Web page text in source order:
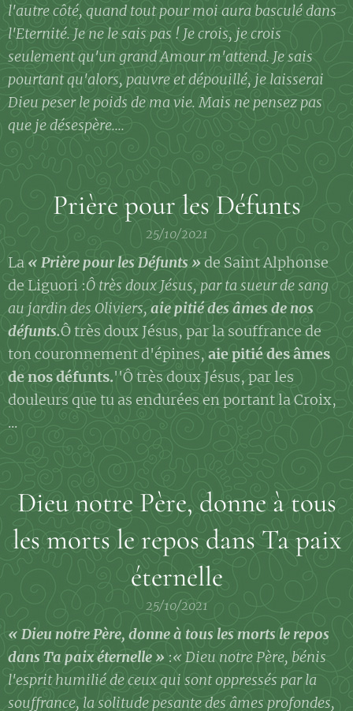
l'autre côté, quand tout pour moi aura basculé dans
l'Eternité. Je ne le sais pas ! Je crois, je crois
seulement qu'un grand Amour m'attend. Je sais
pourtant qu'alors, pauvre et dépouillé, je laisserai
Dieu peser le poids de ma vie. Mais ne pensez pas
que je désespère....
Prière pour les Défunts
25/10/2021
La « Prière pour les Défunts » de Saint Alphonse
de Liguori :Ô très doux Jésus, par ta sueur de sang
au jardin des Oliviers, aie pitié des âmes de nos
défunts.Ô très doux Jésus, par la souffrance de
ton couronnement d'épines, aie pitié des âmes
de nos défunts.''Ô très doux Jésus, par les
douleurs que tu as endurées en portant la Croix,
...
Dieu notre Père, donne à tous
les morts le repos dans Ta paix
éternelle
25/10/2021
« Dieu notre Père, donne à tous les morts le repos
dans Ta paix éternelle » :« Dieu notre Père, bénis
l'esprit humilié de ceux qui sont oppressés par la
souffrance, la solitude pesante des âmes profondes,